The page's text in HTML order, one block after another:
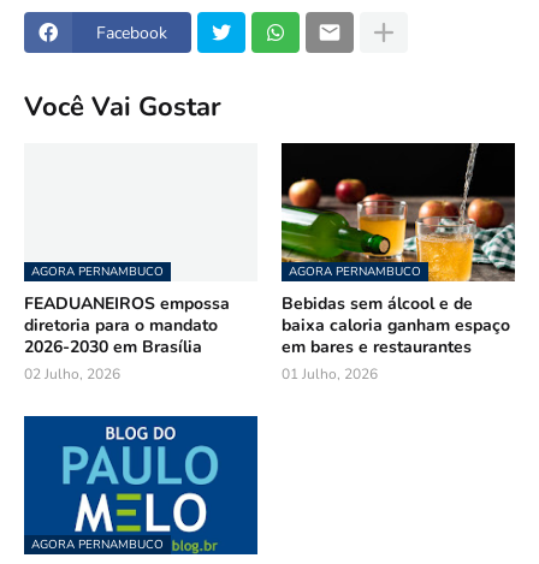
Facebook
Você Vai Gostar
AGORA PERNAMBUCO
FEADUANEIROS empossa
diretoria para o mandato
2026-2030 em Brasília
02 Julho, 2026
AGORA PERNAMBUCO
Bebidas sem álcool e de
baixa caloria ganham espaço
em bares e restaurantes
01 Julho, 2026
AGORA PERNAMBUCO